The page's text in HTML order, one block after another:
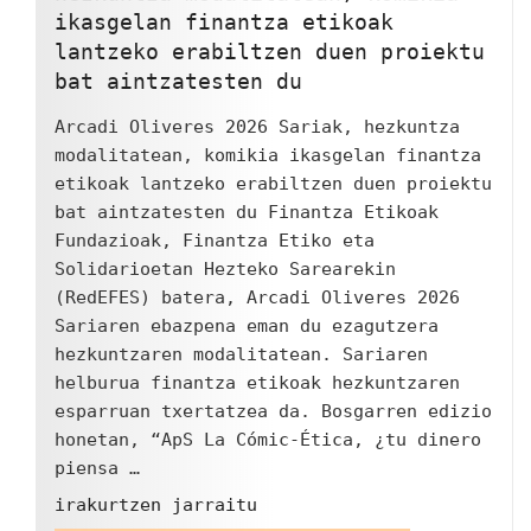
ikasgelan finantza etikoak
lantzeko erabiltzen duen proiektu
bat aintzatesten du
Arcadi Oliveres 2026 Sariak, hezkuntza
modalitatean, komikia ikasgelan finantza
etikoak lantzeko erabiltzen duen proiektu
bat aintzatesten du Finantza Etikoak
Fundazioak, Finantza Etiko eta
Solidarioetan Hezteko Sarearekin
(RedEFES) batera, Arcadi Oliveres 2026
Sariaren ebazpena eman du ezagutzera
hezkuntzaren modalitatean. Sariaren
helburua finantza etikoak hezkuntzaren
esparruan txertatzea da. Bosgarren edizio
honetan, “ApS La Cómic-Ética, ¿tu dinero
piensa …
"Arcadi
irakurtzen jarraitu